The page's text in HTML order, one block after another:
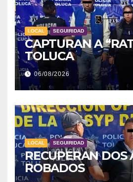
LOCAL SEGUIRIDAD
CAPTURAN A
TOLUCA
06/08/2026
LOCAL SEGUIRIDAD
RECUPERAN DOS
ROBADOS